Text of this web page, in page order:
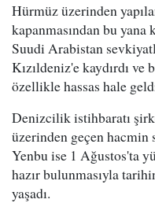
Hürmüz üzerinden
kapanmasından bu
Suudi Arabistan
Kızıldeniz'e kaydırdı ve
özellikle hassas hale
Denizcilik istihbaratı
üzerinden geçen hacmin
Yenbu ise 1 Ağustos'ta
hazır bulunmasıyla
yaşadı.